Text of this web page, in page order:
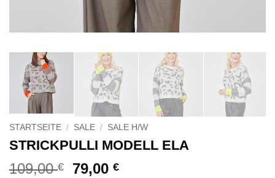
STARTSEITE / SALE / SALE H/W
STRICKPULLI MODELL ELA
109,00€
Ursprünglicher
79,00€Aktueller